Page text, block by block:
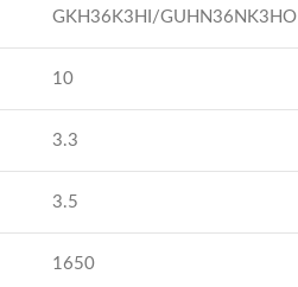
GKH36K3HI/GUHN36NK3HO
10
3.3
3.5
1650